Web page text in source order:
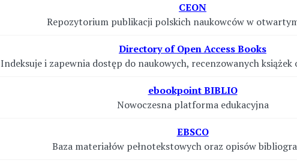
CEON
Repozytorium publikacji polskich naukowców w
Directory of Open Access Books
Indeksuje i zapewnia dostęp do naukowych, recenzowanych
ebookpoint BIBLIO
Nowoczesna platforma edukacyjna
EBSCO
Baza materiałów pełnotekstowych oraz opisów